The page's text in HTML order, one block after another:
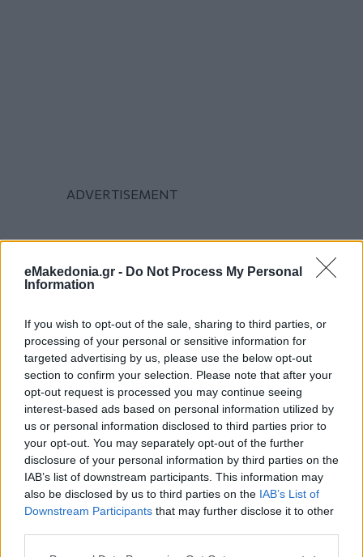
eMakedonia.gr - Do Not Process My Personal
Information
If you wish to opt-out of the sale, sharing to third parties, or
processing of your personal or sensitive information for
targeted advertising by us, please use the below opt-out
section to confirm your selection. Please note that after your
opt-out request is processed you may continue seeing
interest-based ads based on personal information utilized by
us or personal information disclosed to third parties prior to
your opt-out. You may separately opt-out of the further
disclosure of your personal information by third parties on the
IAB’s list of downstream participants. This information may
also be disclosed by us to third parties on the IAB’s List of
Downstream Participants that may further disclose it to other